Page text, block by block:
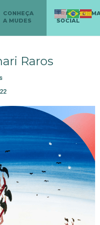
CONHEÇA
A MUDES
SOCIAL
Raros